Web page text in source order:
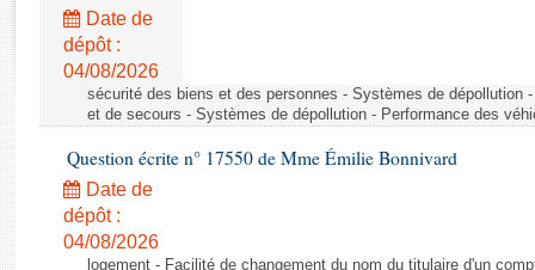
Rapports législatifs
Rapports sur l'application des lois
Baromètre de l’application des lois
Dossiers législatifs
Budget et sécurité sociale
Questions écrites et orales
Comptes rendus des débats
Date de
dépôt :
04/08/2026
sécurité des biens et des personnes - Systèmes de dépollution
et de secours - Systèmes de dépollution - Performance des
Question écrite n° 17550 de Mme Émilie Bonnivard
Date de
dépôt :
04/08/2026
logement - Facilité de changement du nom du titulaire d'un